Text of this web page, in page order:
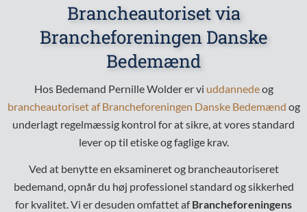
Brancheautoriset via
Brancheforeningen Danske
Bedemænd
Hos Bedemand Pernille Wolder er vi uddannedeog
brancheautoriset af Brancheforeningen Danske Bedemænd og
underlagt regelmæssig kontrol for at sikre, at vores standard
lever op til etiske og faglige krav.
Ved at benytte en eksamineret og brancheautoriseret
bedemand, opnår du høj professionel standard og sikkerhed
for kvalitet. Vi er desuden omfattet afBrancheforeningens